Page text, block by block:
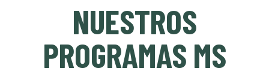
NUESTROS
PROGRAMAS MS